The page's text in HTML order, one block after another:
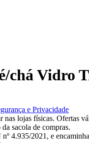
chá Vidro
e Privacidade
lojas físicas. Ofertas
sacola de compras.
4.935/2021, e